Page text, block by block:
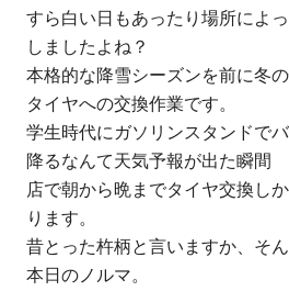
お問い合
お電話でお問
すら白い日もあったり場所によ
しましたよね？
本格的な降雪シーズンを前に冬
タイヤへの交換作業です。
学生時代にガソリンスタンドで
降るなんて天気予報が出た瞬間
店で朝から晩までタイヤ交換し
ります。
昔とった杵柄と言いますか、そ
本日のノルマ。